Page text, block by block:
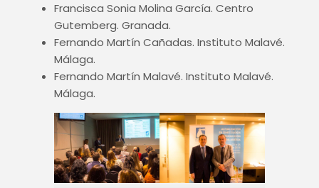
Francisca Sonia Molina García. Centro
Gutemberg. Granada.
Fernando Martín Cañadas. Instituto Malavé.
Málaga.
Fernando Martín Malavé. Instituto Malavé.
Málaga.